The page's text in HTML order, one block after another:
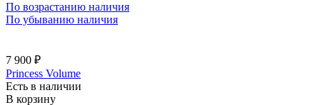
По возрастанию наличия
По убыванию наличия
7 900 ₽
Princess Volume
Есть в наличии
В корзину